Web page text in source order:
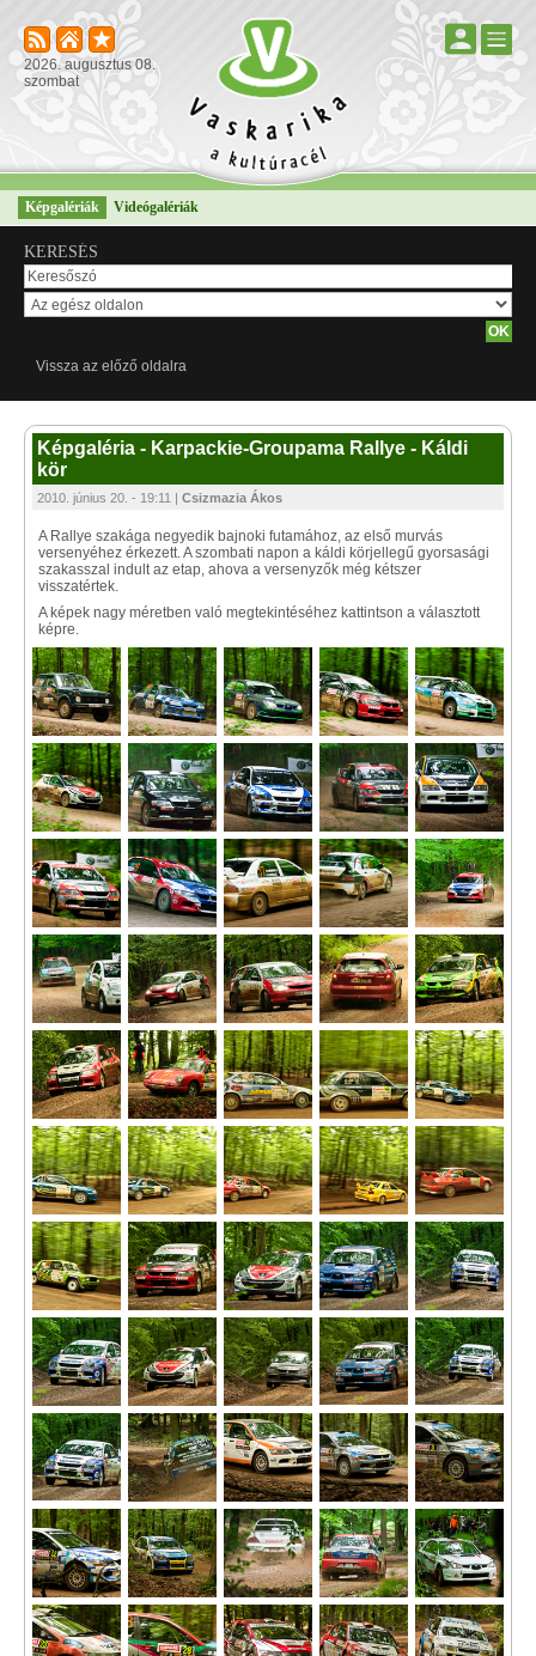
2026. augusztus 08.
szombat
Képgalériák Videógalériák
KERESÉS
Vissza az előző oldalra
Képgaléria - Karpackie-Groupama Rallye - Káldi
kör
2010. június 20. - 19:11 | Csizmazia Ákos
A Rallye szakága negyedik bajnoki futamához, az első murvás
versenyéhez érkezett. A szombati napon a káldi körjellegű gyorsasági
szakasszal indult az etap, ahova a versenyzők még kétszer
visszatértek.
A képek nagy méretben való megtekintéséhez kattintson a választott
képre.